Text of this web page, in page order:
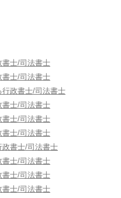
書士/司法書士
書士/司法書士
政書士/司法書士
書士/司法書士
書士/司法書士
書士/司法書士
書士/司法書士
書士/司法書士
書士/司法書士
書士/司法書士